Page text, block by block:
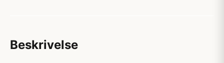
Beskrivelse